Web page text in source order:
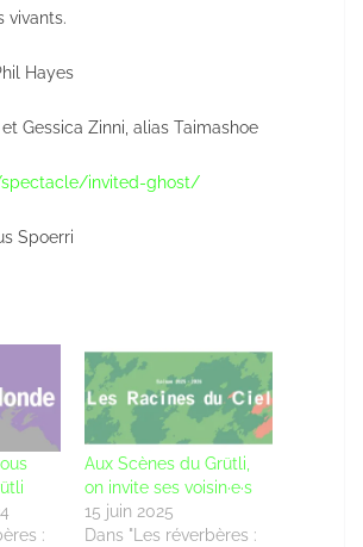
vivants.
Hayes
Gessica Zinni, alias Taimashoe
invited-ghost/
Spoerri
:
Aux Scènes du Grütli,
on invite ses voisin·e·s
15 juin 2025
Dans "Les réverbères :